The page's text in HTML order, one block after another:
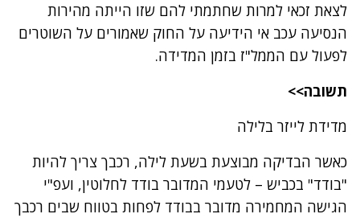
לצאת זכאי למרות שחתמתי להם שזו הייתה מהירות
הנסיעה עכב אי הידיעה על החוק שאמורים על השוטרים
לפעול עם הממל"ז בזמן המדידה.
תשובה>>
מדידת לייזר בלילה
כאשר הבדיקה מבוצעת בשעת לילה, רכבך צריך להיות
"בודד" בכביש – לטעמי המדובר בודד לחלוטין, ועפ"י
הגישה המחמירה מדובר בבודד לפחות בטווח שבים רכבך